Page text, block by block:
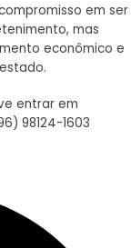
em ser
mas
econômico e
entrar em
98124-1603